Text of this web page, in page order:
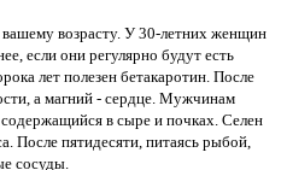
возрасту. У 30-летних женщин
если они регулярно будут есть
лет полезен бетакаротин. После
а магний - сердце. Мужчинам
в сыре и почках. Селен
После пятидесяти, питаясь рыбой,
сосуды.